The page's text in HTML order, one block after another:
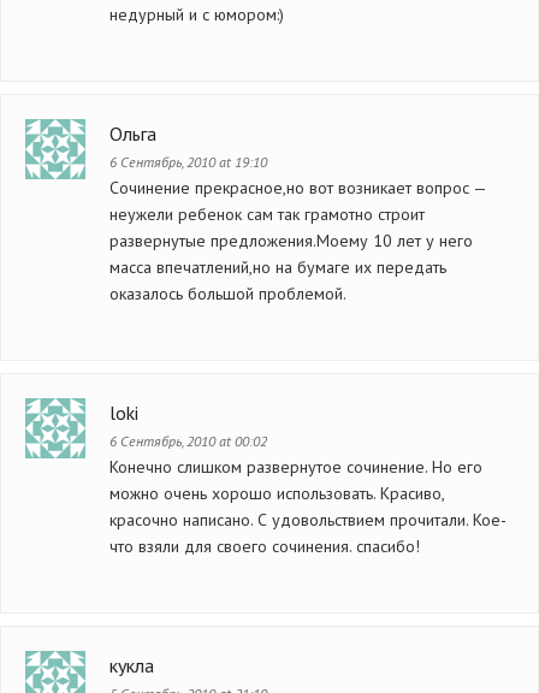
недурный и с юмором:)
Ольга
6 Сентябрь, 2010 at 19:10
Сочинение прекрасное,но вот возникает вопрос —
неужели ребенок сам так грамотно строит
развернутые предложения.Моему 10 лет у него
масса впечатлений,но на бумаге их передать
оказалось большой проблемой.
loki
6 Сентябрь, 2010 at 00:02
Конечно слишком развернутое сочинение. Но его
можно очень хорошо использовать. Красиво,
красочно написано. С удовольствием прочитали. Кое-
что взяли для своего сочинения. спасибо!
кукла